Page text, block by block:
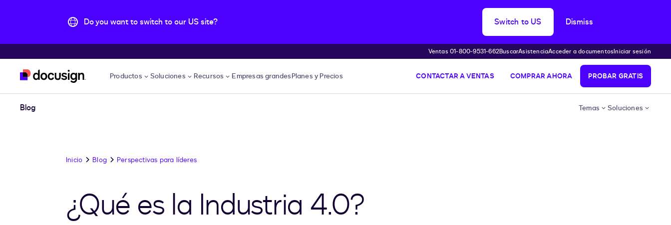
Do you want to switch to our US site? Switch to US Dismiss
Ventas 01-800-9531-662BuscarAsistenciaAcceder a documentosIniciar sesión
Productos Soluciones Recursos Empresas grandesPlanes y Precios CONTACTAR A VENTAS COMPRAR AHORA PROBAR GRATIS
Blog Temas Soluciones
Inicio Blog Perspectivas para líderes
¿Qué es la Industria 4.0?